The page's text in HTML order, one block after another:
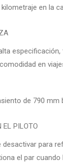
en la
en
de 790
EL PILOTO
desactivar para
el par